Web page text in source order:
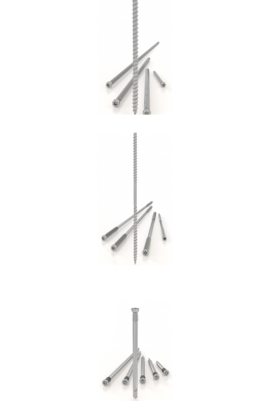
Vite VGZ
ROTHOBLAAS
Vite DGZ
ROTHOBLAAS